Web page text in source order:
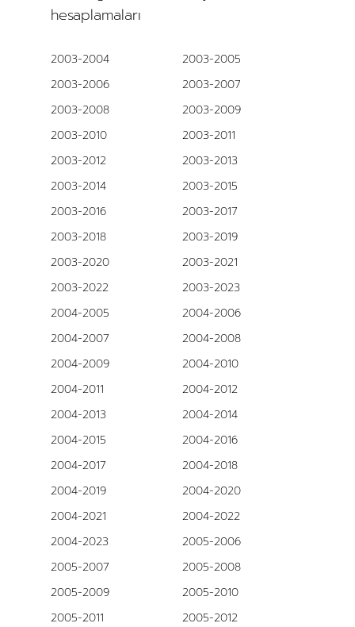
hesaplamaları
2003-2004
2003-2005
2003-2006
2003-2007
2003-2008
2003-2009
2003-2010
2003-2011
2003-2012
2003-2013
2003-2014
2003-2015
2003-2016
2003-2017
2003-2018
2003-2019
2003-2020
2003-2021
2003-2022
2003-2023
2004-2005
2004-2006
2004-2007
2004-2008
2004-2009
2004-2010
2004-2011
2004-2012
2004-2013
2004-2014
2004-2015
2004-2016
2004-2017
2004-2018
2004-2019
2004-2020
2004-2021
2004-2022
2004-2023
2005-2006
2005-2007
2005-2008
2005-2009
2005-2010
2005-2011
2005-2012